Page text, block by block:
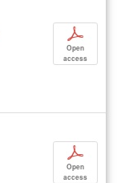
p
Open
access
p
Open
access